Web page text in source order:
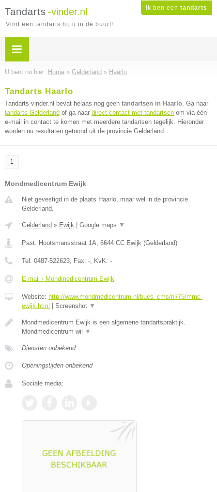
Ik ben een tandarts
Tandarts -vinder.nl
Vind een tandarts bij u in de buurt!
U bent nu hier: Home » Gelderland » Haarlo
Tandarts Haarlo
Tandarts-vinder.nl bevat helaas nog geen tandartsen in Haarlo. Ga naar
tandarts Gelderland of ga naar direct contact met tandartsen om via één
e-mail in contact te komen met meerdere tandartsen tegelijk. Hieronder
worden nu resultaten getoond uit de provincie Gelderland.
1
Mondmedicentrum Ewijk
Niet gevestigd in de plaats Haarlo, maar wel in de provincie
Gelderland.
Gelderland » Ewijk Google maps ▼
Past. Hootsmansstraat 1A, 6644 CC Ewijk (Gelderland)
Tel: 0487-522623, Fax: -, KvK: -
E-mail › Mondmedicentrum Ewijk
Website: http://www.mondmedicentrum.nl/bues_cms/nl/75/mmc-
ewijk.html
Screenshot ▼
Mondmedicentrum Ewijk is een algemene tandartspraktijk.
Mondmedicentrum wil
▼
Diensten onbekend
Openingstijden onbekend
Sociale media: